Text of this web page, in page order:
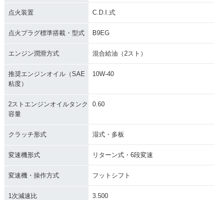
点火装置 C.D.I.式
点火プラグ標準搭載・型式 B9EG
エンジン潤滑方式 混合給油（2スト）
推奨エンジンオイル（SAE
粘度）
10W-40
2ストエンジンオイルタンク
容量
0.60
クラッチ形式 湿式・多板
変速機形式 リターン式・6段変速
変速機・操作方式 フットシフト
1次減速比 3.500